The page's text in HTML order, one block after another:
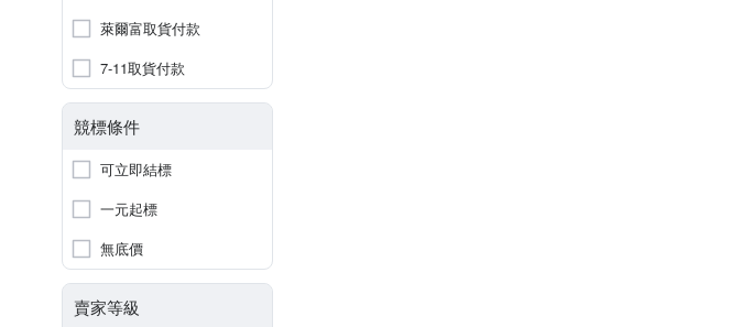
萊爾富取貨付款
7-11取貨付款
競標條件
可立即結標
一元起標
無底價
賣家等級